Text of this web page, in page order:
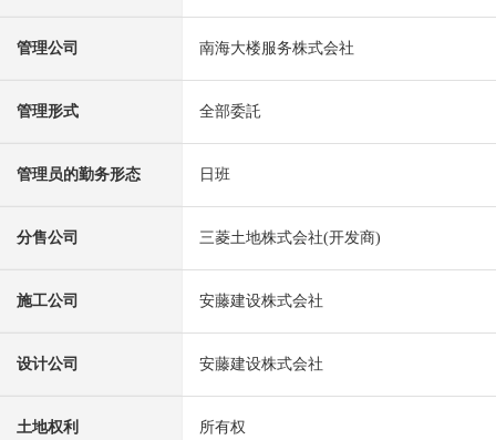
管理公司 南海大楼服务株式会社
管理形式 全部委託
管理员的勤务形态 日班
分售公司 三菱土地株式会社(开发商)
施工公司 安藤建设株式会社
设计公司 安藤建设株式会社
土地权利 所有权